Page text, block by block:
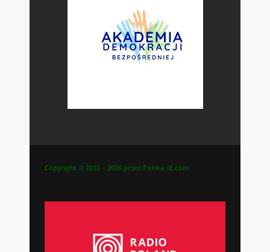
Copyright © 2013 – 2026 przez Polska-IE.com